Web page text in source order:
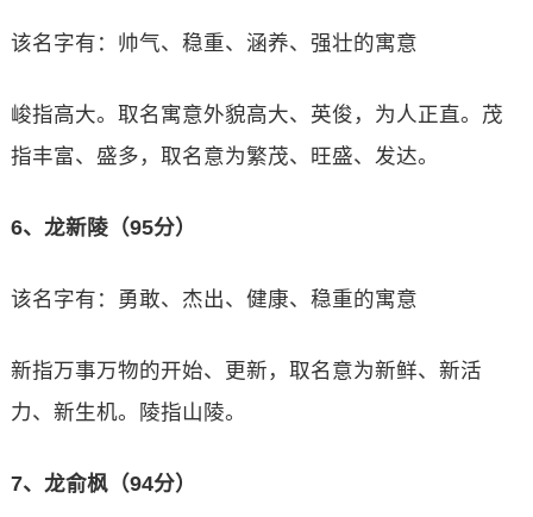
该名字有：帅气、稳重、涵养、强壮的寓意
峻指高大。取名寓意外貌高大、英俊，为人正直。茂
指丰富、盛多，取名意为繁茂、旺盛、发达。
6、龙新陵（95分）
该名字有：勇敢、杰出、健康、稳重的寓意
新指万事万物的开始、更新，取名意为新鲜、新活
力、新生机。陵指山陵。
7、龙俞枫（94分）